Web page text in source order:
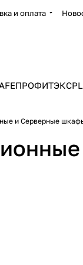
и оплата
ПРОФИТЭКС
и Серверные
TSafe COLO
TSafe IT.131ts
дверью и 19”